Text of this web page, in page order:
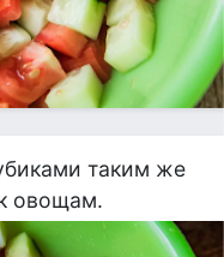
таким же
овощам.